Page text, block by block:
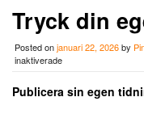
Tryck din
Posted onjanuari 22, 2026by
inaktiveradeför
egen
Publicera sin egen